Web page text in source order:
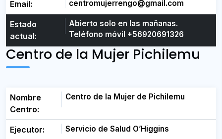
Email: centromujerrengo@gmail.com
Estado
actual:
Abierto solo en las mañanas.
Teléfono móvil +56920691326
Centro de la Mujer Pichilemu
Nombre
Centro:
Centro de la Mujer de Pichilemu
Ejecutor: Servicio de Salud O’Higgins